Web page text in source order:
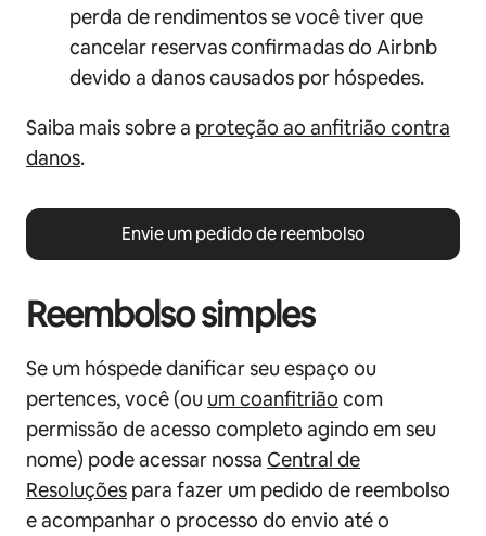
perda de rendimentos se você tiver que
cancelar reservas confirmadas do Airbnb
devido a danos causados por hóspedes.
Saiba mais sobre a proteção ao anfitrião contra
danos.
Envie um pedido de reembolso
Reembolso simples
Se um hóspede danificar seu espaço ou
pertences, você(ou um coanfitrião com
permissão de acesso completo agindo em seu
nome) pode acessar nossa Central de
Resoluções para fazer um pedido de reembolso
e acompanhar o processo do envio até o